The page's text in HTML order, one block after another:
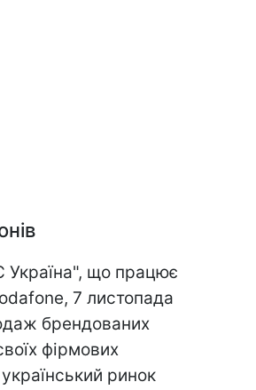
Україна", що працює
7 листопада
брендованих
фірмових
ринок